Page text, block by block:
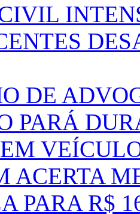
DE
PARÁ
ACERTA
PARA R$